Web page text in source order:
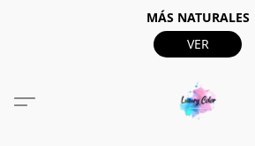
MÁS NATURALES
VER